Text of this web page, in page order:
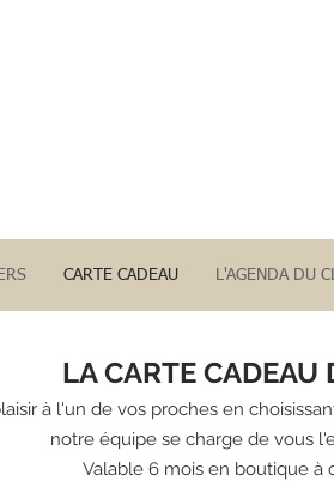
CARTE CADEAU L'AGENDA DU
LA CARTE CADEAU
à l'un de vos proches en
notre équipe se charge de vous
Valable 6 mois en boutique à